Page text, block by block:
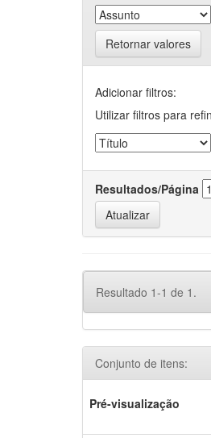
Retornar valores
Adicionar filtros:
Utilizar filtros para
Resultados/Página
Resultado 1-1 de 1.
Conjunto de itens:
Pré-visualização